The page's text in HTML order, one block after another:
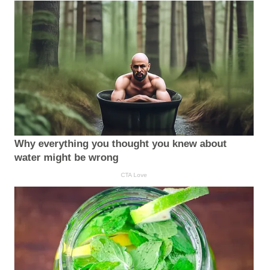
Why everything you thought you knew about
water might be wrong
CTA Love